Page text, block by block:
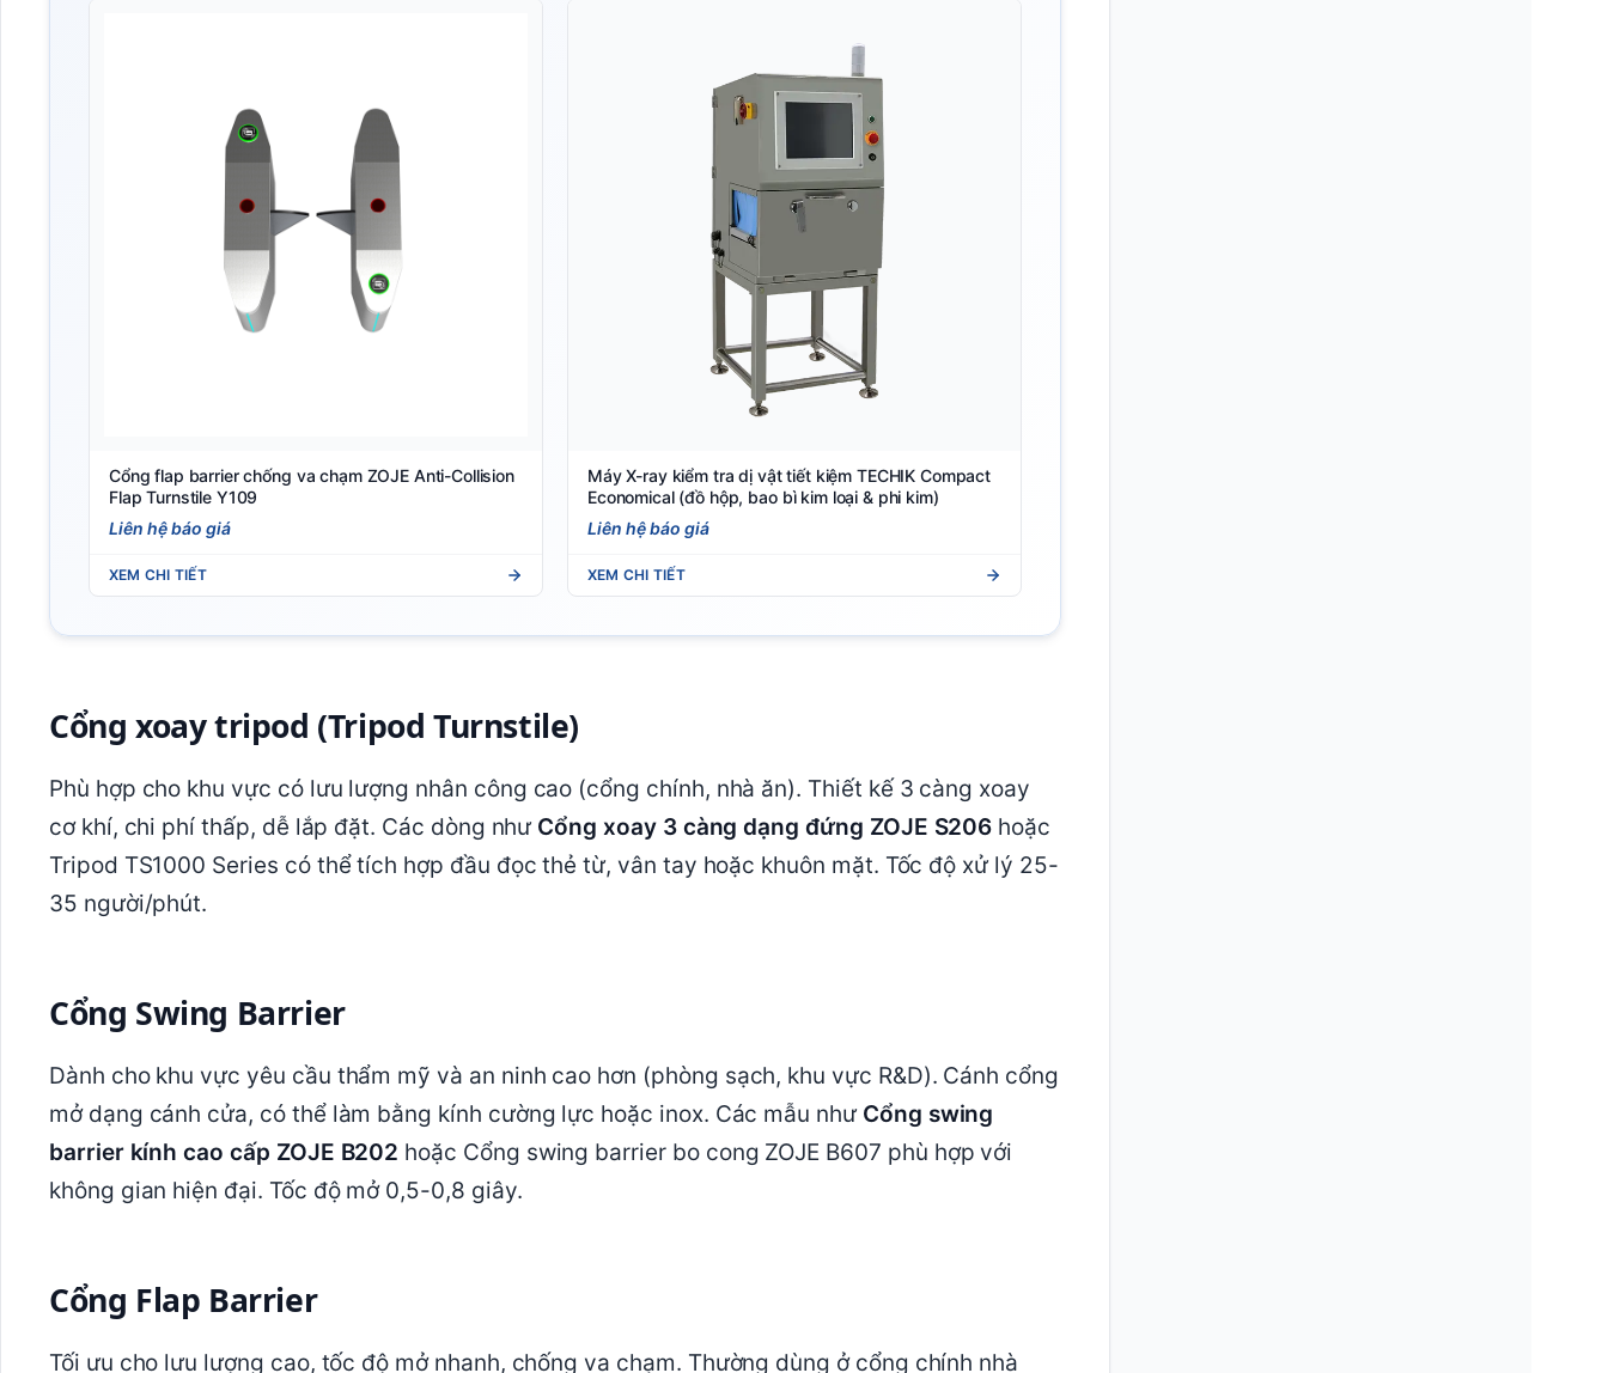
Cổng flap barrier chống va chạm ZOJE Anti-Collision
Flap Turnstile Y109
Liên hệ báo giá
XEM CHI TIẾT
Máy X-ray kiểm tra dị vật tiết kiệm TECHIK Compact
Economical (đồ hộp, bao bì kim loại & phi kim)
Liên hệ báo giá
XEM CHI TIẾT
Cổng xoay tripod (Tripod Turnstile)
Phù hợp cho khu vực có lưu lượng nhân công cao (cổng chính, nhà ăn). Thiết kế 3 càng xoay
cơ khí, chi phí thấp, dễ lắp đặt. Các dòng như Cổng xoay 3 càng dạng đứng ZOJE S206 hoặc
Tripod TS1000 Series có thể tích hợp đầu đọc thẻ từ, vân tay hoặc khuôn mặt. Tốc độ xử lý 25-
35 người/phút.
Cổng Swing Barrier
Dành cho khu vực yêu cầu thẩm mỹ và an ninh cao hơn (phòng sạch, khu vực R&D). Cánh cổng
mở dạng cánh cửa, có thể làm bằng kính cường lực hoặc inox. Các mẫu như Cổng swing
barrier kính cao cấp ZOJE B202 hoặc Cổng swing barrier bo cong ZOJE B607 phù hợp với
không gian hiện đại. Tốc độ mở 0,5-0,8 giây.
Cổng Flap Barrier
Tối ưu cho lưu lượng cao, tốc độ mở nhanh, chống va chạm. Thường dùng ở cổng chính nhà